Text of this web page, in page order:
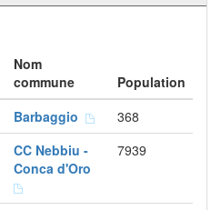
Nom
commune
Population
Barbaggio
368
CC Nebbiu -
Conca d'Oro
7939